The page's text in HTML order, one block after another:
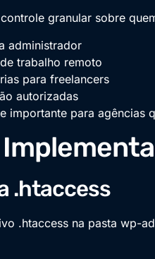
granular sobre
administrador
trabalho remoto
para freelancers
autorizadas
importante para agências
.htaccess
.htaccess na pasta wp-